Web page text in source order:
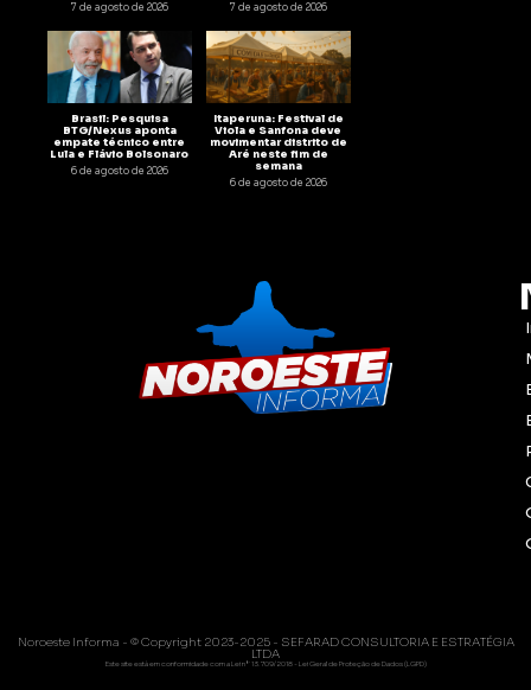
7 de agosto de 2026 7 de agosto de 2026
Brasil: Pesquisa
BTG/Nexus aponta
empate técnico entre
Lula e Flávio Bolsonaro
6 de agosto de 2026
Itaperuna: Festival de
Viola e Sanfona deve
movimentar distrito de
Aré neste fim de
semana
6 de agosto de 2026
Noroeste Informa - © Copyright 2023-2025 - SEFARAD CONSULTORIA E ESTRATÉGIA
LTDA
Este site está em conformidade com a Lei nº 13.709/2018 - Lei Geral de Proteção de Dados (LGPD)